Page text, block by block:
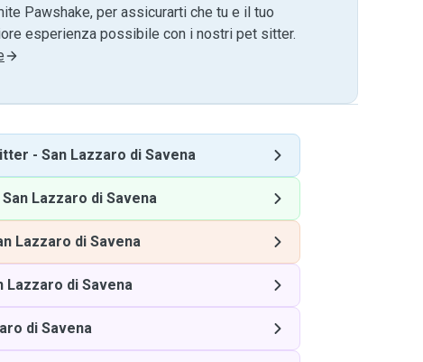
Pawshake, per assicurarti che tu e il tuo
esperienza possibile con i nostri pet sitter.
- San Lazzaro di Savena
San Lazzaro di Savena
Lazzaro di Savena
Lazzaro di Savena
di Savena